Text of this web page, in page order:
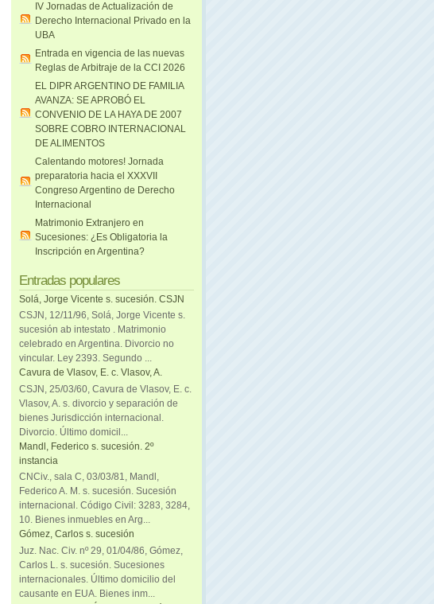
IV Jornadas de Actualización de
Derecho Internacional Privado en la
UBA
Entrada en vigencia de las nuevas
Reglas de Arbitraje de la CCI 2026
EL DIPR ARGENTINO DE FAMILIA
AVANZA: SE APROBÓ EL
CONVENIO DE LA HAYA DE 2007
SOBRE COBRO INTERNACIONAL
DE ALIMENTOS
Calentando motores! Jornada
preparatoria hacia el XXXVII
Congreso Argentino de Derecho
Internacional
Matrimonio Extranjero en
Sucesiones: ¿Es Obligatoria la
Inscripción en Argentina?
Entradas populares
Solá, Jorge Vicente s. sucesión. CSJN
CSJN, 12/11/96, Solá, Jorge Vicente s.
sucesión ab intestato . Matrimonio
celebrado en Argentina. Divorcio no
vincular. Ley 2393. Segundo ...
Cavura de Vlasov, E. c. Vlasov, A.
CSJN, 25/03/60, Cavura de Vlasov, E. c.
Vlasov, A. s. divorcio y separación de
bienes Jurisdicción internacional.
Divorcio. Último domicil...
Mandl, Federico s. sucesión. 2º
instancia
CNCiv., sala C, 03/03/81, Mandl,
Federico A. M. s. sucesión. Sucesión
internacional. Código Civil: 3283, 3284,
10. Bienes inmuebles en Arg...
Gómez, Carlos s. sucesión
Juz. Nac. Civ. nº 29, 01/04/86, Gómez,
Carlos L. s. sucesión. Sucesiones
internacionales. Último domicilio del
causante en EUA. Bienes inm...